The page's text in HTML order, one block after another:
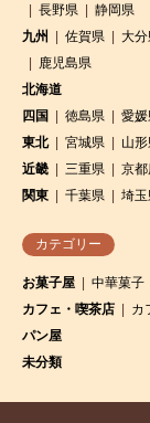
長野県
静岡県
九州
佐賀県 大分
鹿児島県
北海道
四国
徳島県 愛媛
東北
宮城県 山形
近畿
三重県 京
関東
千葉県 埼玉
カテゴリー
お菓子屋 中華菓子
カフェ・喫茶店
カ
パン屋
未分類